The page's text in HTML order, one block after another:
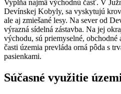
Vypĺňa najmä východnú časť. V
Devínskej Kobyly, sa vyskytujú
ale aj zmiešané lesy. Na sever od
výrazná sídelná zástavba. Na jej
východu, sú priemyselné, obchodné
časti územia prevláda orná pôda s
pasienkami.
Súčasné využitie